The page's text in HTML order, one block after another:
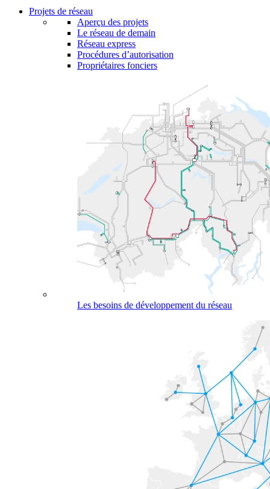
Projets de réseau
Aperçu des projets
Le réseau de demain
Réseau express
Procédures d’autorisation
Propriétaires fonciers
Les besoins de développement du réseau